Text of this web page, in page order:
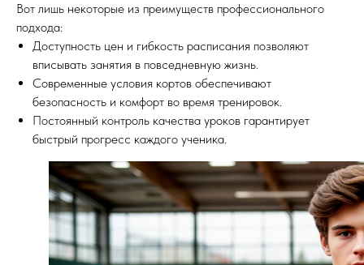
Вот лишь некоторые из преимуществ профессионального
подхода:
Доступность цен и гибкость расписания позволяют
вписывать занятия в повседневную жизнь.
Современные условия кортов обеспечивают
безопасность и комфорт во время тренировок.
Постоянный контроль качества уроков гарантирует
быстрый прогресс каждого ученика.